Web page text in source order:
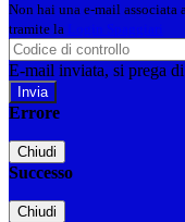
Non hai una e-mail associata
tramite la Login Spaggiari
E-mail inviata, si prega
Errore
Chiudi
Successo
Chiudi